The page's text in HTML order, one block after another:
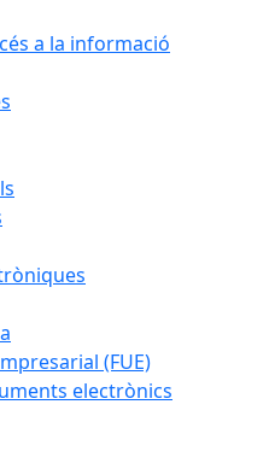
a la informació
(FUE)
electrònics